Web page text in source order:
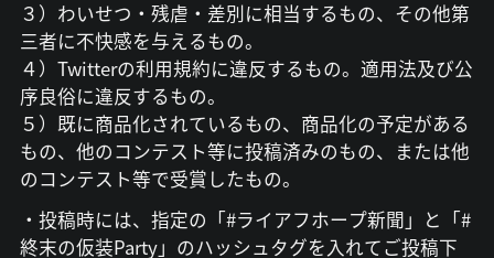
３）わいせつ・残虐・差別に相当するもの、その他第
三者に不快感を与えるもの。
４）Twitterの利用規約に違反するもの。適用法及び公
序良俗に違反するもの。
５）既に商品化されているもの、商品化の予定がある
もの、他のコンテスト等に投稿済みのもの、または他
のコンテスト等で受賞したもの。
・投稿時には、指定の「#ライアフホープ新聞」と「#
終末の仮装Party」のハッシュタグを入れてご投稿下